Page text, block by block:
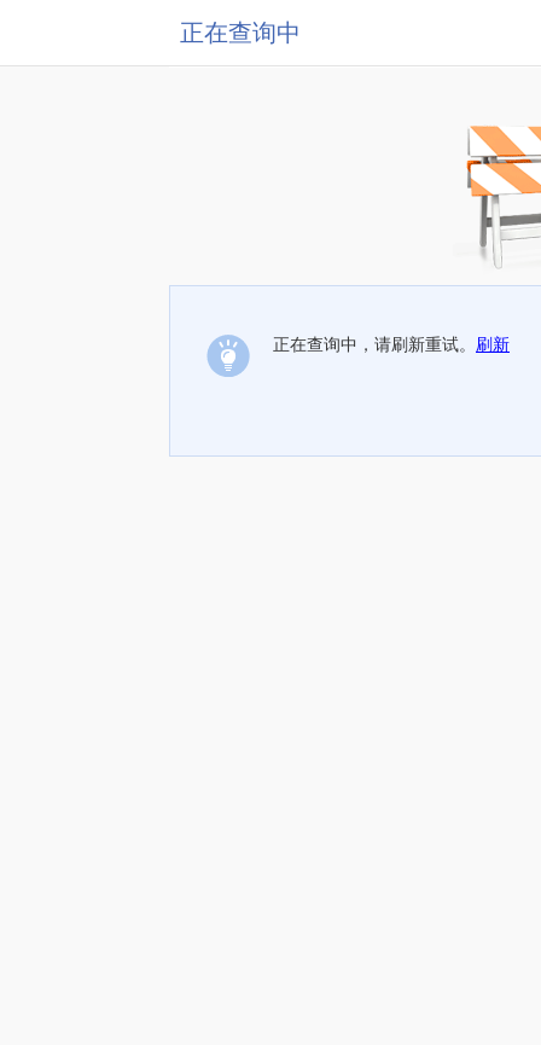
正在查询中
正在查询中，请刷新重试。 刷新